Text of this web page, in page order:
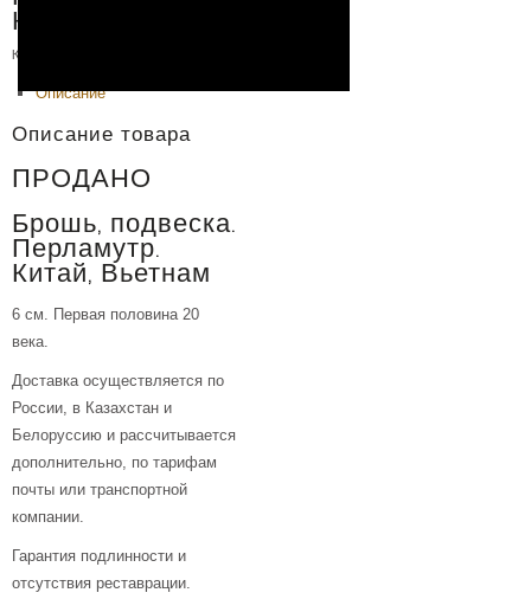
Китай, Вьетнам
Категория:
Описание
Описание товара
ПРОДАНО
Брошь, подвеска.
Перламутр.
Китай, Вьетнам
6 см. Первая половина 20
века.
Доставка осуществляется по
России, в Казахстан и
Белоруссию и рассчитывается
дополнительно, по тарифам
почты или транспортной
компании.
Гарантия подлинности и
отсутствия реставрации.